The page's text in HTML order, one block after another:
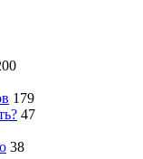
179
47
38